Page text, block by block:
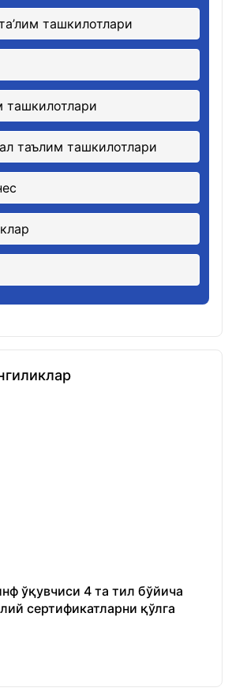
ташкилотлари
ташкилотлари
таълим ташкилотлари
ўқувчиси 4 та тил бўйича
сертификатларни қўлга